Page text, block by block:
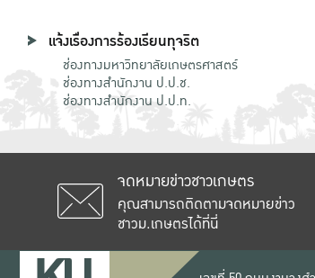
แจ้งเรื่องการร้องเรียนทุจริต
ช่องทางมหาวิทยาลัยเกษตรศาสตร์
ช่องทางสำนักงาน ป.ป.ช.
ช่องทางสำนักงาน ป.ป.ท.
จดหมายข่าวชาวเกษตร
คุณสามารถติดตามจดหมายข่าว
ชาวม.เกษตรได้ที่นี่